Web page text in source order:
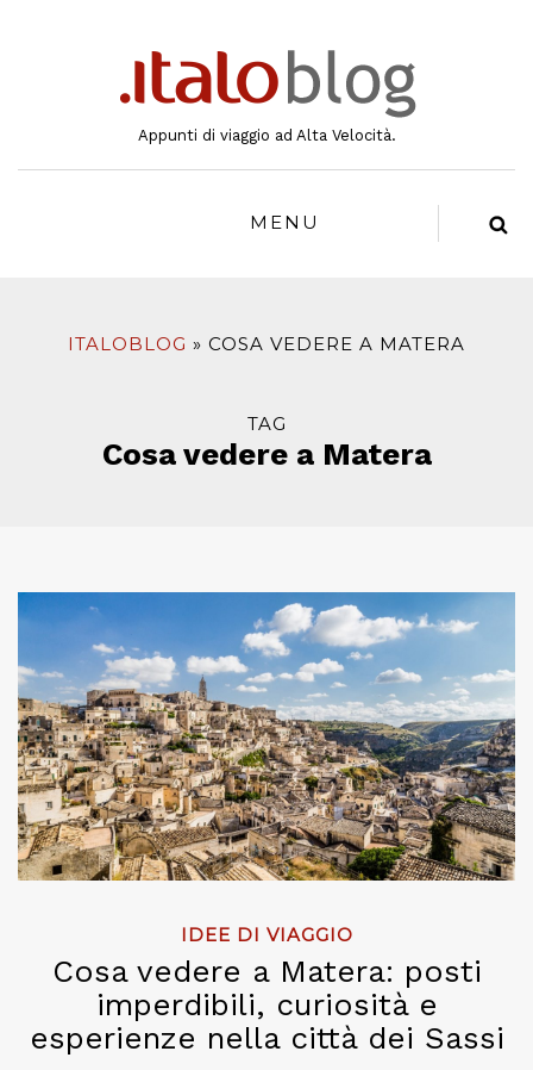
Appunti di viaggio ad Alta Velocità.
MENU
ITALOBLOG COSA VEDERE A MATERA
TAG
Cosa vedere a Matera
IDEE DI VIAGGIO
Cosa vedere a Matera: posti
imperdibili, curiosità e
esperienze nella città dei Sassi